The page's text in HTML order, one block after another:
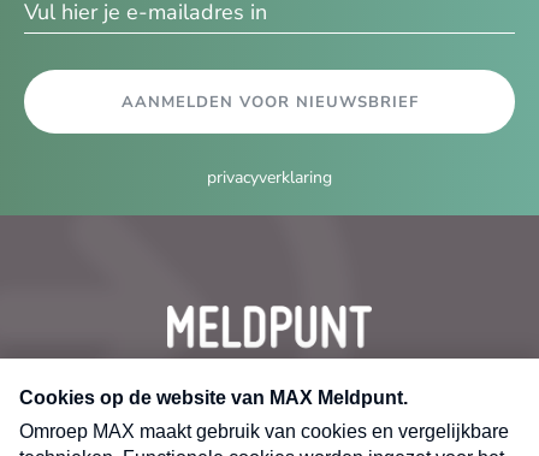
AANMELDEN VOOR NIEUWSBRIEF
privacyverklaring
CONTACT